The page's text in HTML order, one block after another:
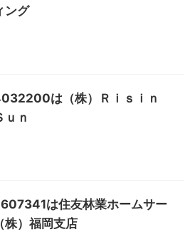
ング
は（株）Ｒｉｓｉｎ
ｎ
は住友林業ホームサー
株）福岡支店